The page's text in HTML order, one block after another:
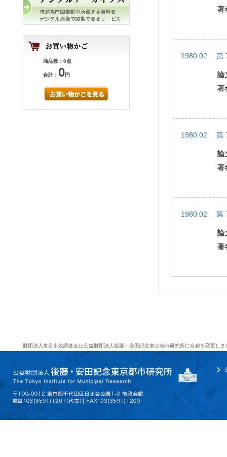
商品数：0点
合計： 0円
著
1980.02 第
論
著
1980.02 第
論
著
1980.02 第
論
著
財団法人東京市政調査会は公益財団法人後藤・安田記念東京都市研究所に名称を変更しま